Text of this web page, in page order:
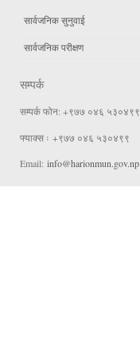
सार्वजनिक सुनुवाई
सार्वजनिक परीक्षण
सम्पर्क
सम्पर्क फोन: +९७७ ०४६ ५३०४९९
फ्याक्स ः +९७७ ०४६ ५३०४९९
Email: info@harionmun.gov.np